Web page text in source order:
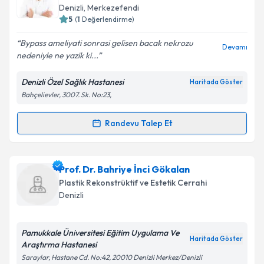
takvim hazırlandığında e-posta ile bilgilendireceğiz.
Kişisel verilerimin işlenmesine ilişkin
Aydınlatma
Metni'ni okudum ve kişisel verilerimin belirtilen
kapsamda işlenmesini kabul ediyorum.
Denizli, Merkezefendi
5 (1 Değerlendirme)
Bypass ameliyati sonrasi gelisen bacak nekrozu
nedeniyle ne yazik ki...
Devamı
Denizli Özel Sağlık Hastanesi Haritada Göster
Bahçelievler, 3007. Sk. No:23,
Randevu Talep Et
Randevu Takvimi Talebi
Op. Dr. Hüseyin Zeybekiçin randevu takvimi talebi
oluşturun. Size bu uzmandan randevu almanız için bir
takvim hazırlandığında e-posta ile bilgilendireceğiz.
Prof. Dr. Bahriye İnci Gökalan
Plastik Rekonstrüktif ve Estetik Cerrahi
Denizli
Pamukkale Üniversitesi Eğitim Uygulama Ve
Araştırma Hastanesi
Haritada Göster
Saraylar, Hastane Cd. No:42, 20010 Denizli Merkez/Denizli